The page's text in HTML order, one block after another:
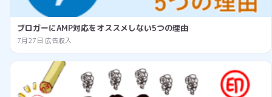
ブロガーにAMP対応をオススメしない5つの理由
7月27日 広告収入